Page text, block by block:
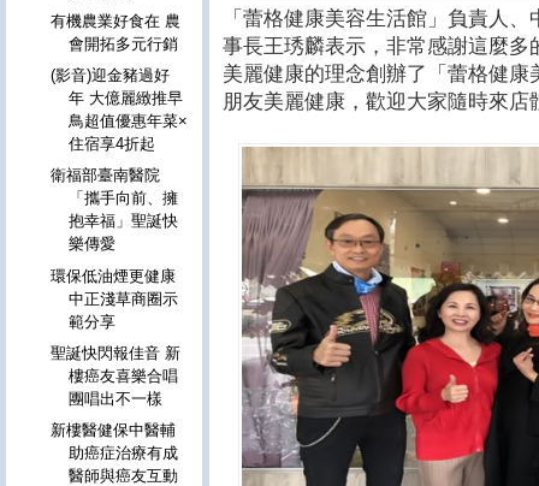
「蕾格健康美容生活館」負責人
事長王琇麟表示，非常感謝這麼
美麗健康的理念創辦了「蕾格健
朋友美麗健康，歡迎大家隨時來店
有機農業好食在 農
會開拓多元行銷
(影音)迎金豬過好
年 大億麗緻推早
鳥超值優惠年菜×
住宿享4折起
衛福部臺南醫院
「攜手向前、擁
抱幸福」聖誕快
樂傳愛
環保低油煙更健康
中正淺草商圈示
範分享
聖誕快閃報佳音 新
樓癌友喜樂合唱
團唱出不一樣
新樓醫健保中醫輔
助癌症治療有成
醫師與癌友互動